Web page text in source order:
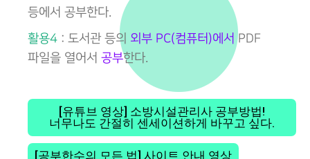
등에서 공부한다.
활용4 : 도서관 등의 외부 PC(컴퓨터)에서 PDF
파일을 열어서 공부한다.
[유튜브 영상] 소방시설관리사 공부방법!
너무나도 간절히 센세이션하게 바꾸고 싶다.
[공부한수의 모든 법] 사이트 안내 영상